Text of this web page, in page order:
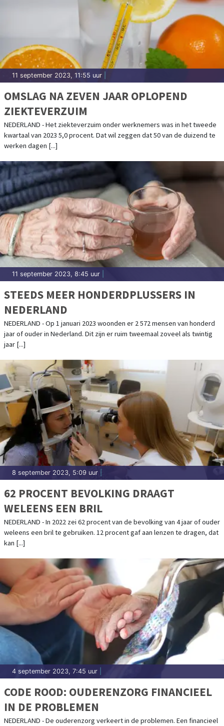
11 september 2023, 11:55 uur
OMSLAG NA ZEVEN JAAR OPLOPEND
ZIEKTEVERZUIM
NEDERLAND - Het ziekteverzuim onder werknemers was in het tweede
kwartaal van 2023 5,0 procent. Dat wil zeggen dat 50 van de duizend te
werken dagen [...]
11 september 2023, 8:45 uur
STEEDS MEER HONDERDPLUSSERS IN
NEDERLAND
NEDERLAND - Op 1 januari 2023 woonden er 2 572 mensen van honderd
jaar of ouder in Nederland. Dit zijn er ruim tweemaal zoveel als twintig
jaar [...]
8 september 2023, 5:09 uur
62 PROCENT BEVOLKING DRAAGT
WELEENS EEN BRIL
NEDERLAND - In 2022 zei 62 procent van de bevolking van 4 jaar of ouder
weleens een bril te gebruiken. 12 procent gaf aan lenzen te dragen, dat
kan [...]
4 september 2023, 7:45 uur
CODE ROOD: OUDERENZORG FINANCIEEL
IN DE PROBLEMEN
NEDERLAND - De ouderenzorg verkeert in de problemen. Een financieel